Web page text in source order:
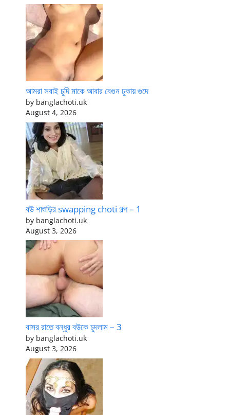
আমরা সবাই চুদি মাকে আবার বেগুন ঢুকায় গুদে
by banglachoti.uk
August 4, 2026
বউ শাশুড়ির swapping choti গল্প – 1
by banglachoti.uk
August 3, 2026
বাসর রাতে বন্ধুর বউকে চুদলাম – 3
by banglachoti.uk
August 3, 2026